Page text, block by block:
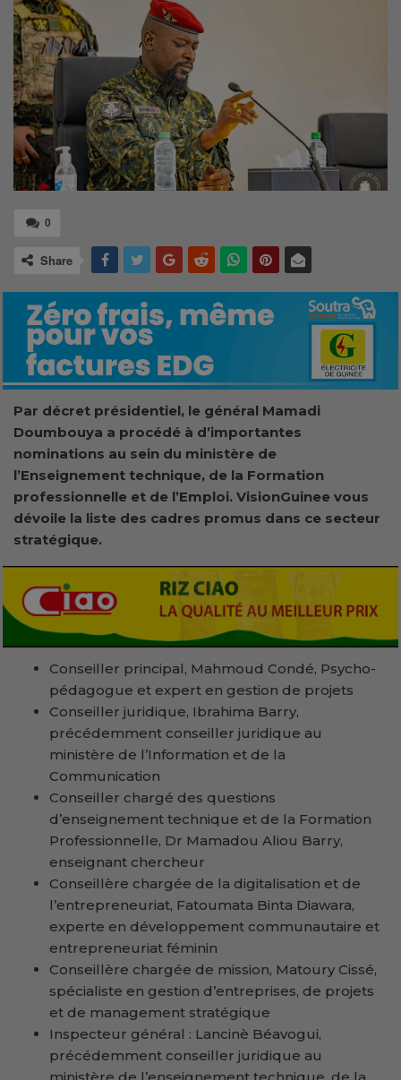
0
Share
Par décret présidentiel, le général Mamadi
Doumbouya a procédé à d’importantes
nominations au sein du ministère de
l’Enseignement technique, de la Formation
professionnelle et de l’Emploi. VisionGuinee vous
dévoile la liste des cadres promus dans ce secteur
stratégique.
Conseiller principal, Mahmoud Condé, Psycho-
pédagogue et expert en gestion de projets
Conseiller juridique, Ibrahima Barry,
précédemment conseiller juridique au
ministère de l’Information et de la
Communication
Conseiller chargé des questions
d’enseignement technique et de la Formation
Professionnelle, Dr Mamadou Aliou Barry,
enseignant chercheur
Conseillère chargée de la digitalisation et de
l’entrepreneuriat, Fatoumata Binta Diawara,
experte en développement communautaire et
entrepreneuriat féminin
Conseillère chargée de mission, Matoury Cissé,
spécialiste en gestion d’entreprises, de projets
et de management stratégique
Inspecteur général : Lancinè Béavogui,
précédemment conseiller juridique au